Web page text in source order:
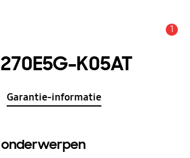
1
K05AT
Garantie-informatie